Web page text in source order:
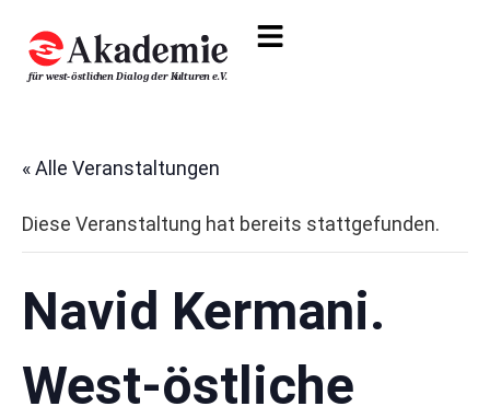
« Alle Veranstaltungen
Diese Veranstaltung hat bereits stattgefunden.
Navid Kermani.
West-östliche